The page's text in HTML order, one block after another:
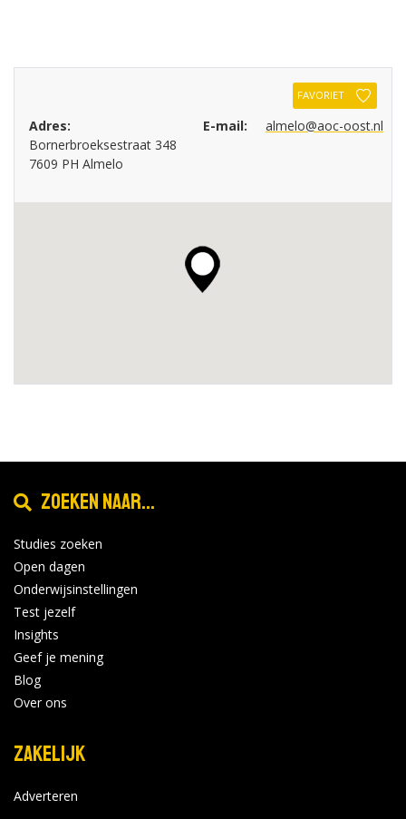
FAVORIET
Adres:
Bornerbroeksestraat 348
7609 PH Almelo
E-mail: almelo@aoc-oost.nl
Zoeken naar...
Studies zoeken
Open dagen
Onderwijsinstellingen
Test jezelf
Insights
Geef je mening
Blog
Over ons
Zakelijk
Adverteren